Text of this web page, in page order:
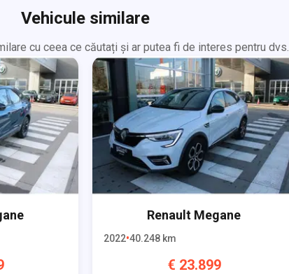
Vehicule similare
cu ceea ce căutați și ar putea fi de interes pentru dvs.
Renault Megane
2022 40.248 km
€ 23.899